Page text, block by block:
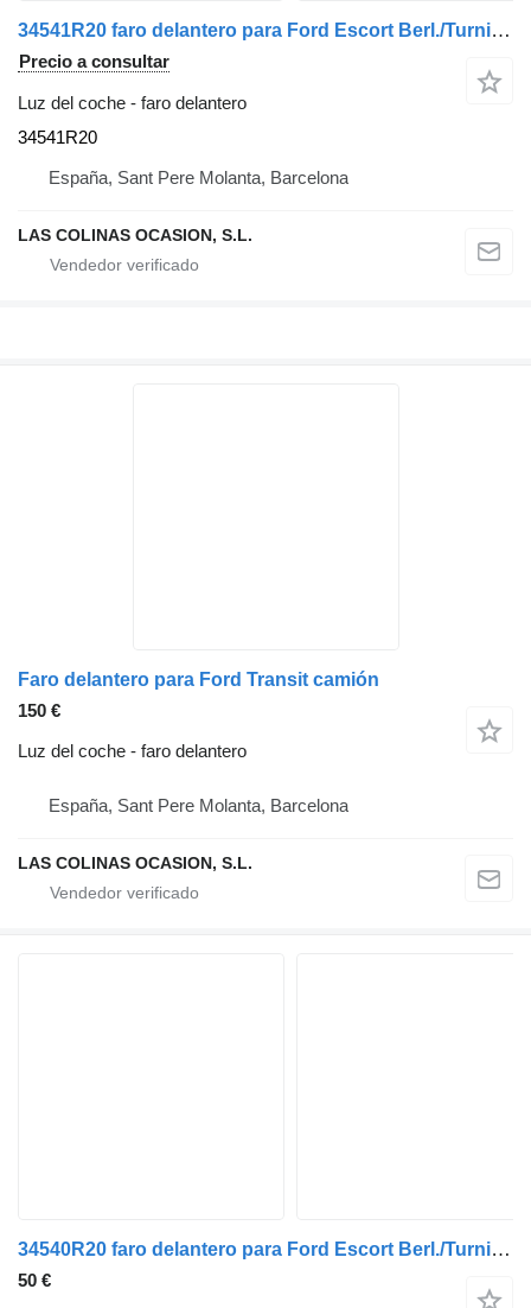
34541R20 faro delantero para Ford Escort Berl./Turnier (1991->) camión
Precio a consultar
Luz del coche - faro delantero
34541R20
España, Sant Pere Molanta, Barcelona
LAS COLINAS OCASION, S.L.
Faro delantero para Ford Transit camión
150 €
Luz del coche - faro delantero
España, Sant Pere Molanta, Barcelona
LAS COLINAS OCASION, S.L.
34540R20 faro delantero para Ford Escort Berl./Turnier (1991->) camión
50 €